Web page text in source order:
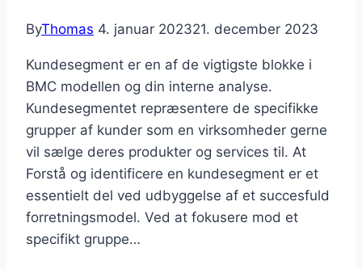
ByThomas 4. januar 202321. december 2023
Kundesegment er en af de vigtigste blokke i
BMC modellen og din interne analyse.
Kundesegmentet repræsentere de specifikke
grupper af kunder som en virksomheder gerne
vil sælge deres produkter og services til. At
Forstå og identificere en kundesegment er et
essentielt del ved udbyggelse af et succesfuld
forretningsmodel. Ved at fokusere mod et
specifikt gruppe…